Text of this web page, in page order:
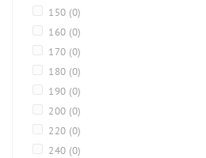
150 (0)
160 (0)
170 (0)
180 (0)
190 (0)
200 (0)
220 (0)
240 (0)